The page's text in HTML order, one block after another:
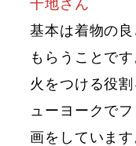
千地さん
基本は着物の
もらうことで
火をつける役
ューヨークで
画をしています